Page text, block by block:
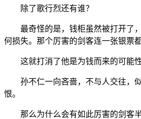
除了歌行烈还有谁？
最奇怪的是，钱柜虽然被打开了
何损失。那个厉害的剑客连一张银票都
这就打消了他是为钱而来的可能性
孙不仁一向吝啬，不与人交往，似
恨。
那么为什么会有如此厉害的剑客